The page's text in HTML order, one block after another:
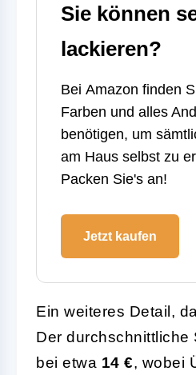
Sie können
lackieren?
Bei Amazon finden
Farben und alles
benötigen, um
am Haus selbst zu
Packen Sie's an!
Jetzt kaufen
Ein weiteres Detail,
Der durchschnittliche
bei etwa 14 €, wobei